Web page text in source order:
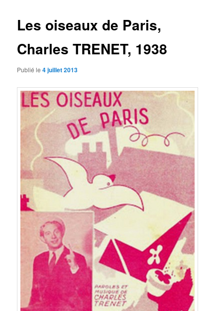
Les oiseaux de Paris,
Charles TRENET, 1938
Publié le4 juillet 2013